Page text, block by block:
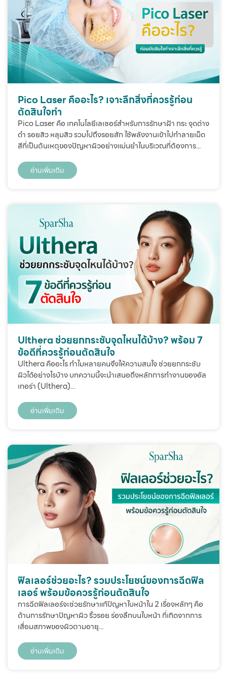
Pico Laser คืออะไร? เจาะลึกสิ่งที่ควรรู้ก่อน
ตัดสินใจทำ
Pico Laser คือ เทคโนโลยีเลเซอร์สำหรับการรักษาฝ้า กระ จุดด่าง
ดำ รอยสิว หลุมสิว รวมไปถึงรอยสัก ใช้พลังงานเข้าไปทำลายเม็ด
สีที่เป็นต้นเหตุของปัญหาผิวอย่างแม่นยำในบริเวณที่ต้องการ...
อ่านเพิ่มเติม
Ulthera ช่วยยกกระชับจุดไหนได้บ้าง? พร้อม 7
ข้อดีที่ควรรู้ก่อนตัดสินใจ
Ulthera คืออะไร ทำไมหลายคนจึงให้ความสนใจ ช่วยยกกระชับ
ผิวได้อย่างไรบ้าง บทความนี้จะนำเสนอถึงหลักการทำงานของอัล
เทอร่า (Ulthera)...
อ่านเพิ่มเติม
ฟิลเลอร์ช่วยอะไร? รวมประโยชน์ของการฉีดฟิล
เลอร์ พร้อมข้อควรรู้ก่อนตัดสินใจ
การฉีดฟิลเลอร์จะช่วยรักษาแก้ปัญหาใบหน้าใน 2 เรื่องหลักๆ คือ
ด้านการรักษาปัญหาผิว ริ้วรอย ร่องลึกบนใบหน้า ที่เกิดจากการ
เสื่อมสภาพของผิวตามอายุ...
อ่านเพิ่มเติม